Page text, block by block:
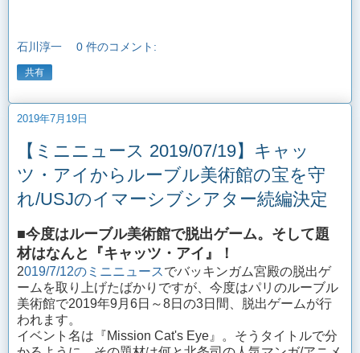
石川淳一 0 件のコメント:
共有
2019年7月19日
【ミニニュース 2019/07/19】キャッ
ツ・アイからルーブル美術館の宝を守
れ/USJのイマーシブシアター続編決定
■今度はルーブル美術館で脱出ゲーム。そして題
材はなんと『キャッツ・アイ』！
2019/7/12のミニニュースでバッキンガム宮殿の脱出ゲ
ームを取り上げたばかりですが、今度はパリのルーブル
美術館で2019年9月6日～8日の3日間、脱出ゲームが行
われます。
イベント名は『Mission Cat's Eye』。そうタイトルで分